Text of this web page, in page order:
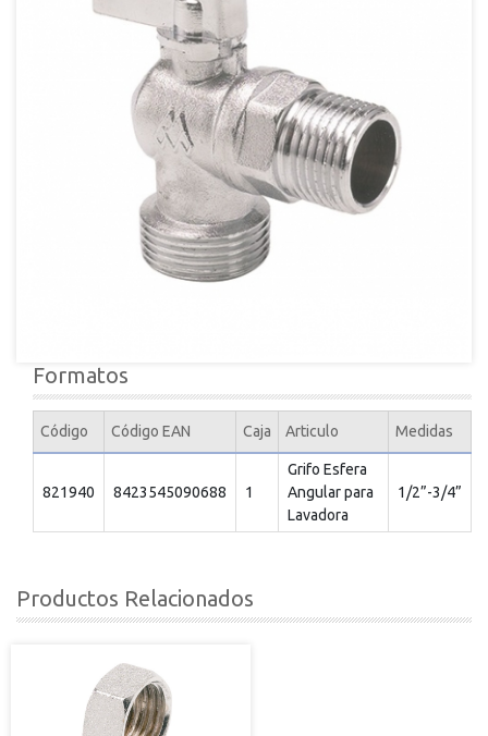
Formatos
Código Código EAN Caja Articulo Medidas
821940 8423545090688 1
Grifo Esfera
Angular para
Lavadora
1/2”-3/4”
Productos Relacionados